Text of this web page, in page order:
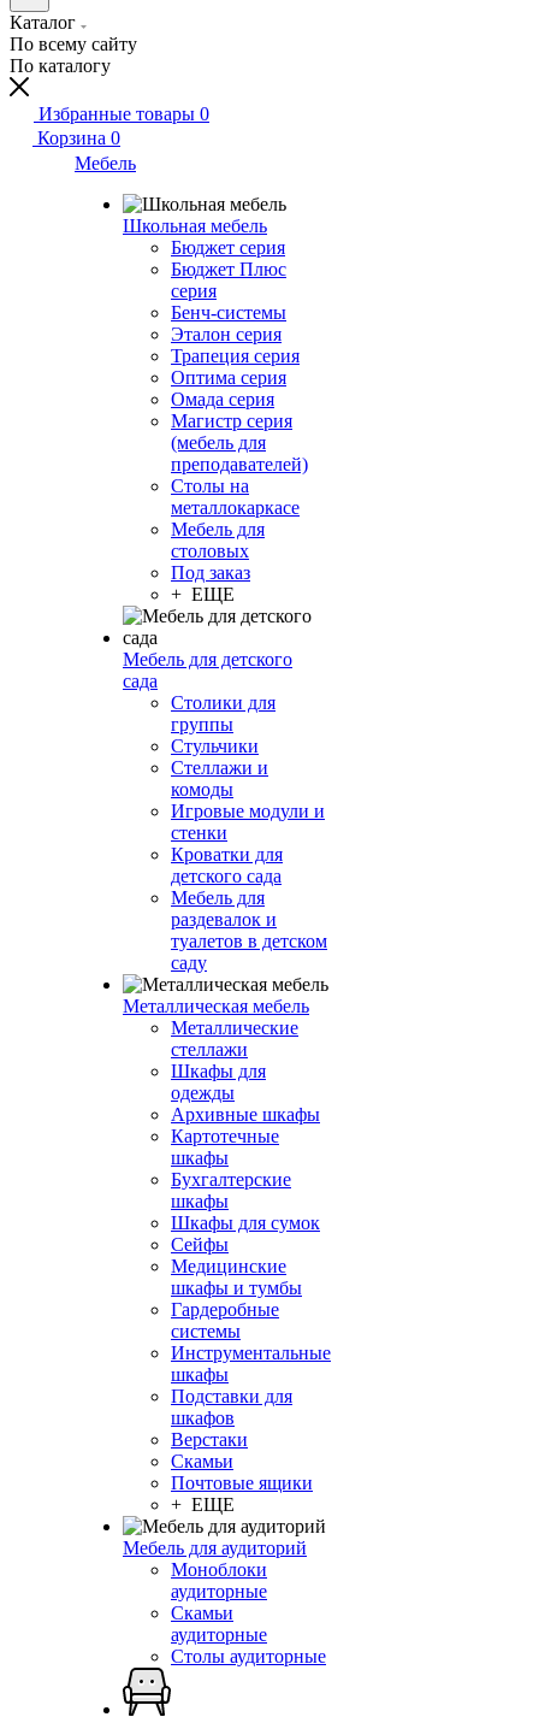
Каталог
По всему сайту
По каталогу
Избранные товары 0
Корзина 0
Мебель
Школьная мебель
Бюджет серия
Бюджет Плюс
серия
Бенч-системы
Эталон серия
Трапеция серия
Оптима серия
Омада серия
Магистр серия
(мебель для
преподавателей)
Столы на
металлокаркасе
Мебель для
столовых
Под заказ
+ ЕЩЕ
Мебель для детского
сада
Столики для
группы
Стульчики
Стеллажи и
комоды
Игровые модули и
стенки
Кроватки для
детского сада
Мебель для
раздевалок и
туалетов в детском
саду
Металлическая мебель
Металлические
стеллажи
Шкафы для
одежды
Архивные шкафы
Картотечные
шкафы
Бухгалтерские
шкафы
Шкафы для сумок
Сейфы
Медицинские
шкафы и тумбы
Гардеробные
системы
Инструментальные
шкафы
Подставки для
шкафов
Верстаки
Скамьи
Почтовые ящики
+ ЕЩЕ
Мебель для аудиторий
Моноблоки
аудиторные
Скамьи
аудиторные
Столы аудиторные